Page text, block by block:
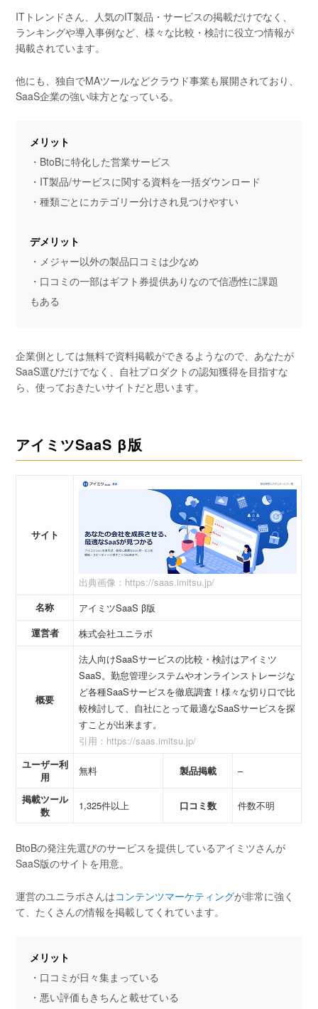
ITトレンドさん、人気のIT製品・サービスの掲載だけでなく、
ランキングや導入事例など、様々な比較・検討に役立つ情報が
掲載されています。
他にも、独自でMAツールなどクラウド事業も展開されており、
SaaS企業の強い味方となっている。
メリット
・BtoBに特化した営業サービス
・IT製品/サービスに関する資料を一括ダウンロード
・種類ごとにカテゴリー分けされ見つけやすい
デメリット
・メジャー以外の製品口コミは少なめ
・口コミの一部はギフト券提供ありなので信憑性に課題
もある
企業側としては無料で資料掲載ができるようなので、あなたが
SaaS選びだけでなく、自社プロダクトの認知獲得を目指すな
ら、使っておきたいサイトだと思います。
アイミツSaaS β版
サイト
出典画像：https://saas.imitsu.jp/
名称
アイミツSaaS β版
運営者
株式会社ユニラボ
概要
法人向けSaaSサービスの比較・検討はアイミツ
SaaS。勤怠管理システムやオンラインストレージな
ど各種SaaSサービスを徹底調査！様々な切り口で比
較検討して、自社にとって最適なSaaSサービスを探
すことが出来ます。
引用：https://saas.imitsu.jp/
ユーザー利
用
無料 製品掲載 –
掲載ツール
数
1,325件以上 口コミ数 件数不明
BtoBの発注先選びのサービスを提供しているアイミツさんが
SaaS版のサイトを用意。
運営のユニラボさんはコンテンツマーケティングが非常に強く
て、たくさんの情報を掲載してくれています。
メリット
・口コミが日々集まっている
・悪い評価もきちんと載せている